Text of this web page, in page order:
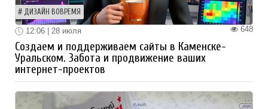
ДИЗАЙН ВОВРЕМЯ
648
12:06 | 28 июля
Создаем и поддерживаем сайты в Каменске-
Уральском. Забота и продвижение ваших
интернет-проектов